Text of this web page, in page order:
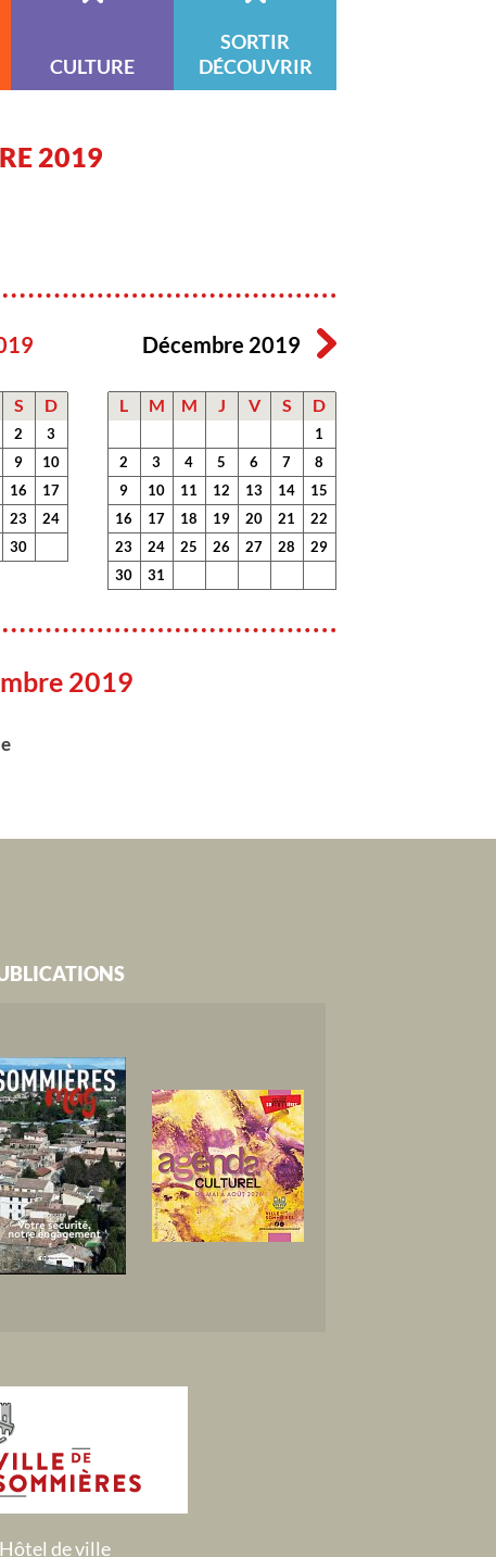
CULTURE
SORTIR
DÉCOUVRIR
2019
S D
2
3
9
10
16
17
23
24
30
Décembre 2019
L M M J V S D
1
2
3 4 5 6 7
8
9
10 11 12 13 14
15
16
17 18 19 20 21
22
23
24 25 26 27 28
29
30
31
2019
Hôtel de ville